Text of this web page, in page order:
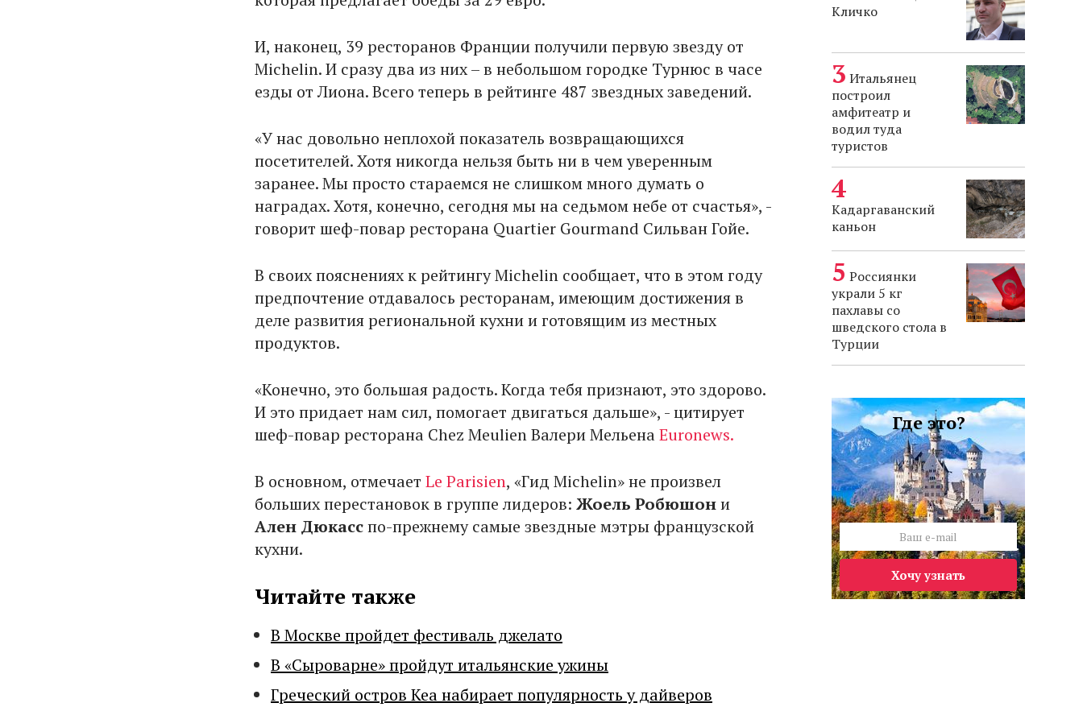
И, наконец, 39 ресторанов Франции получили первую звезду от
Michelin. И сразу два из них – в небольшом городке Турнюс в часе
езды от Лиона. Всего теперь в рейтинге 487 звездных заведений.
«У нас довольно неплохой показатель возвращающихся
посетителей. Хотя никогда нельзя быть ни в чем уверенным
заранее. Мы просто стараемся не слишком много думать о
наградах. Хотя, конечно, сегодня мы на седьмом небе от счастья», -
говорит шеф-повар ресторана Quartier Gourmand Сильван Гойе.
В своих пояснениях к рейтингу Michelin сообщает, что в этом году
предпочтение отдавалось ресторанам, имеющим достижения в
деле развития региональной кухни и готовящим из местных
продуктов.
«Конечно, это большая радость. Когда тебя признают, это здорово.
И это придает нам сил, помогает двигаться дальше», - цитирует
шеф-повар ресторана Chez Meulien Валери МельенаEuronews.
В основном, отмечает Le Parisien, «Гид Michelin» не произвел
больших перестановок в группе лидеров: Жоель Робюшони
Ален Дюкасспо-прежнему самые звездные мэтры французской
кухни.
Читайте также
В Москве пройдет фестиваль джелато
В «Сыроварне» пройдут итальянские ужины
Греческий остров Кеа набирает популярность у дайверов
Кличко
Итальянец
построил
амфитеатр и
водил туда
туристов
Кадаргаванский
каньон
Россиянки
украли 5 кг
пахлавы со
шведского стола в
Турции
Где это?
Хочу узнать